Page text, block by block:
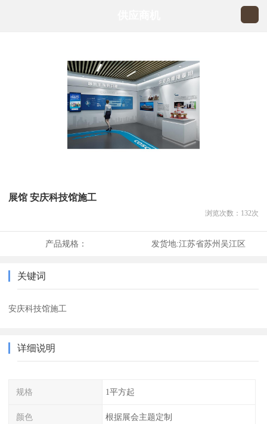
展馆 安庆科技馆施工
浏览次数： 132次
产品规格： 发货地:江苏省苏州吴江区
关键词
安庆科技馆施工
详细说明
规格 1平方起
颜色 根据展会主题定制